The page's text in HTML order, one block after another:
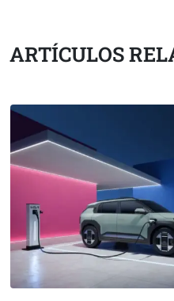
ARTÍCULOS